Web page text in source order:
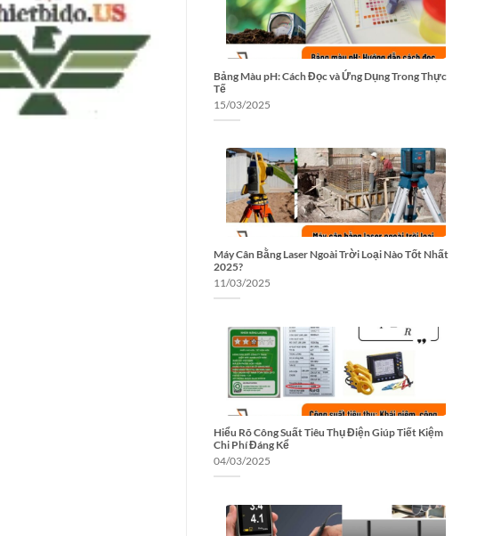
Bảng Màu pH: Cách Đọc và Ứng Dụng Trong Thực
Tế
15/03/2025
Máy Cân Bằng Laser Ngoài Trời Loại Nào Tốt Nhất
2025?
11/03/2025
Hiểu Rõ Công Suất Tiêu Thụ Điện Giúp Tiết Kiệm
Chi Phí Đáng Kể
04/03/2025